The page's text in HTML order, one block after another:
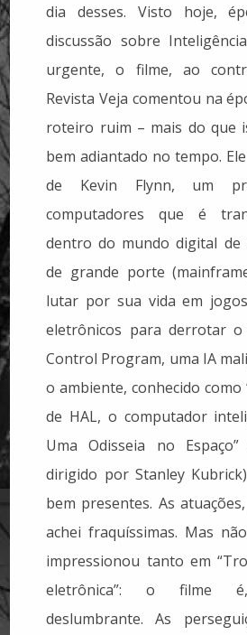
dia desses. Visto hoje,
discussão sobre
urgente, o filme, ao
Revista Veja comentou na
roteiro ruim – mais do que
bem adiantado no tempo.
de Kevin Flynn, um
computadores que é
dentro do mundo digital de
de grande porte
lutar por sua vida em
eletrônicos para derrotar
Control Program, uma IA
o ambiente, conhecido como
de HAL, o computador
Uma Odisseia no
dirigido por Stanley
bem presentes. As
achei fraquíssimas. Mas
impressionou tanto em
eletrônica”: o filme é,
deslumbrante. As